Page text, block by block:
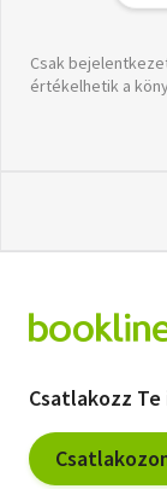
Csak
értékelhetik a
Csatlakozz